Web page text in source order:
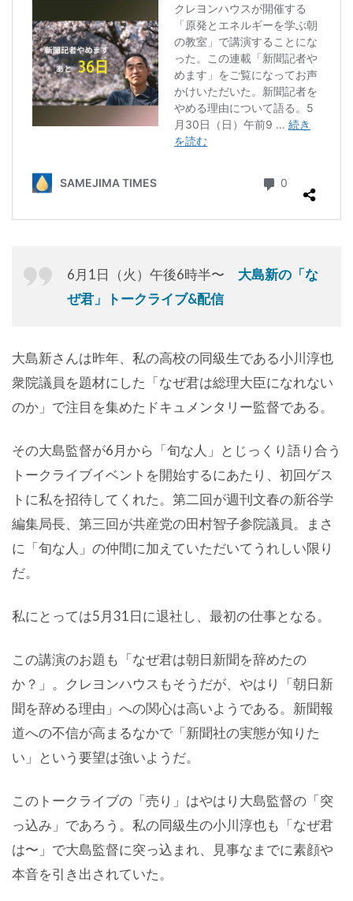
6月1日（火）午後6時半〜 大島新の「な
ぜ君」トークライブ&配信
大島新さんは昨年、私の高校の同級生である小川淳也
衆院議員を題材にした「なぜ君は総理大臣になれない
のか」で注目を集めたドキュメンタリー監督である。
その大島監督が6月から「旬な人」とじっくり語り合う
トークライブイベントを開始するにあたり、初回ゲス
トに私を招待してくれた。第二回が週刊文春の新谷学
編集局長、第三回が共産党の田村智子参院議員。まさ
に「旬な人」の仲間に加えていただいてうれしい限り
だ。
私にとっては5月31日に退社し、最初の仕事となる。
この講演のお題も「なぜ君は朝日新聞を辞めたの
か？」。クレヨンハウスもそうだが、やはり「朝日新
聞を辞める理由」への関心は高いようである。新聞報
道への不信が高まるなかで「新聞社の実態が知りた
い」という要望は強いようだ。
このトークライブの「売り」はやはり大島監督の「突
っ込み」であろう。私の同級生の小川淳也も「なぜ君
は〜」で大島監督に突っ込まれ、見事なまでに素顔や
本音を引き出されていた。